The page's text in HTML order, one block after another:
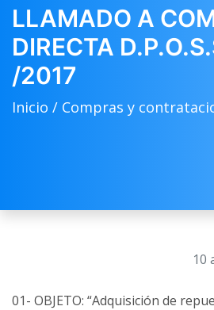
LLAMADO A
DIRECTA
/2017
Inicio / Compras y
10
01- OBJETO: “Adquisición de